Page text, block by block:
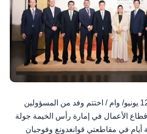
فوتشو - الصين في 12 يونيو/ وام / اختتم وفد من المسؤولين
قطاع الأعمال في إمارة رأس الخيمة جولة
أيام في مقاطعتي قوانغدونغ وفوجيان